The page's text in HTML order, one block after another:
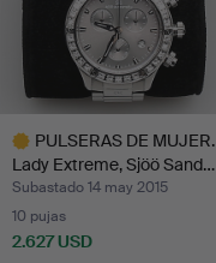
PULSERAS DE MUJER.
Lady Extreme, Sjöö Sand…
Subastado 14 may 2015
10 pujas
2.627 USD